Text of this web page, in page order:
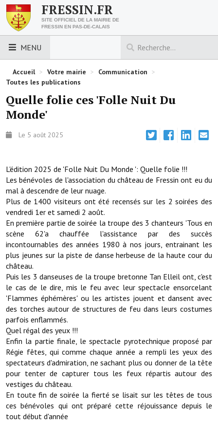
FRESSIN.FR
SITE OFFICIEL DE LA MAIRIE DE
FRESSIN EN PAS-DE-CALAIS
MENU
LES ESSENTIELS
Découvrez Fressin
Venir à Fressin
Urbanisme
Horaires de la mairie
Les foulées fressinoises
ACCÈS RAPIDE
Démarches administratives
Projets et travaux en cours
Fêtes et manifestations
Numéros d'urgence
Terrains et maisons à vendre
VOTRE MAIRIE
Elus et agents
L'équipe municipale
Le personnel municipal
Accueil > Votre mairie > Communication >
Toutes les publications
Quelle folie ces 'Folle Nuit Du
Monde'
Le 5 août 2025
L'édition 2025 de 'Folle Nuit Du Monde ': Quelle folie !!!
Les bénévoles de l'association du château de Fressin ont eu du
mal à descendre de leur nuage.
Plus de 1400 visiteurs ont été recensés sur les 2 soirées des
vendredi 1er et samedi 2 août.
En première partie de soirée la troupe des 3 chanteurs 'Tous en
scène 62'a chauffée l'assistance par des succès
incontournables des années 1980 à nos jours, entrainant les
plus jeunes sur la piste de danse herbeuse de la haute cour du
château.
Puis les 3 danseuses de la troupe bretonne Tan Elleil ont, c'est
le cas de le dire, mis le feu avec leur spectacle ensorcelant
'Flammes éphémères' ou les artistes jouent et dansent avec
des torches autour de structures de feu dans leurs costumes
parfois enflammés.
Quel régal des yeux !!!
Enfin la partie finale, le spectacle pyrotechnique proposé par
Régie fêtes, qui comme chaque année a rempli les yeux des
spectateurs d'admiration, ne sachant plus ou donner de la tête
pour tenter de capturer tous les feux répartis autour des
vestiges du château.
En toute fin de soirée la fierté se lisait sur les têtes de tous
ces bénévoles qui ont préparé cette réjouissance depuis le
tout début d'année